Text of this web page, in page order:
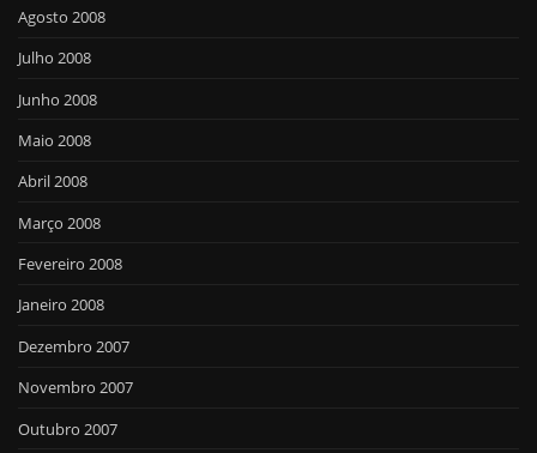
Agosto 2008
Julho 2008
Junho 2008
Maio 2008
Abril 2008
Março 2008
Fevereiro 2008
Janeiro 2008
Dezembro 2007
Novembro 2007
Outubro 2007